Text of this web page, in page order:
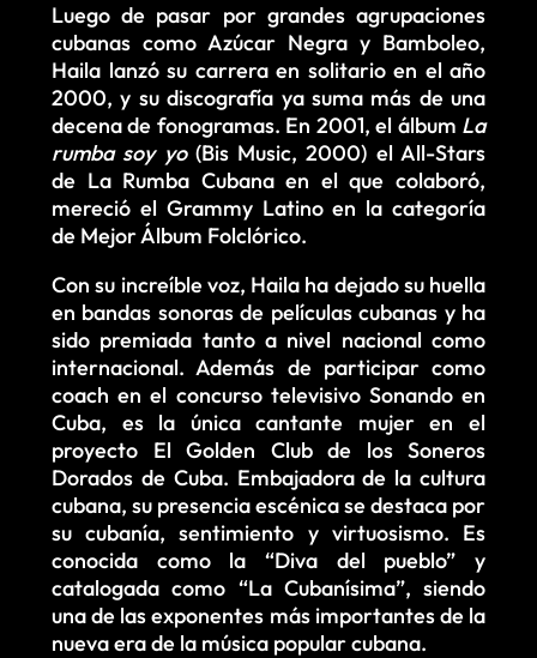
Luego de pasar por grandes agrupaciones
cubanas como Azúcar Negra y Bamboleo,
Haila lanzó su carrera en solitario en el año
2000, y su discografía ya suma más de una
decena de fonogramas. En 2001, el álbum La
rumba soy yo(Bis Music, 2000) el All-Stars
de La Rumba Cubana en el que colaboró,
mereció el Grammy Latino en la categoría
de Mejor Álbum Folclórico.
Con su increíble voz, Haila ha dejado su huella
en bandas sonoras de películas cubanas y ha
sido premiada tanto a nivel nacional como
internacional. Además de participar como
coach en el concurso televisivo Sonando en
Cuba, es la única cantante mujer en el
proyecto El Golden Club de los Soneros
Dorados de Cuba. Embajadora de la cultura
cubana, su presencia escénica se destaca por
su cubanía, sentimiento y virtuosismo. Es
conocida como la “Diva del pueblo” y
catalogada como “La Cubanísima”, siendo
una de las exponentes más importantes de la
nueva era de la música popular cubana.